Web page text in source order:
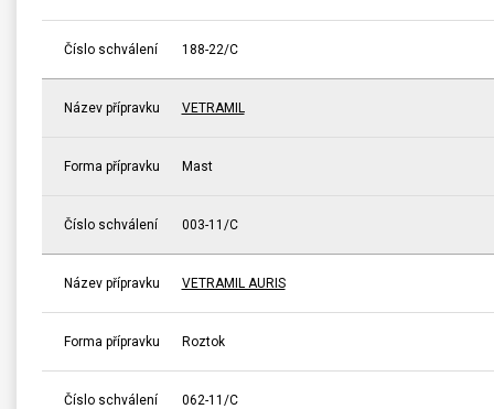
Číslo schválení 188-22/C
Název přípravku VETRAMIL
Forma přípravku Mast
Číslo schválení 003-11/C
Název přípravku VETRAMIL AURIS
Forma přípravku Roztok
Číslo schválení 062-11/C